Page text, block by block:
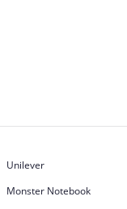
Unilever
Monster Notebook